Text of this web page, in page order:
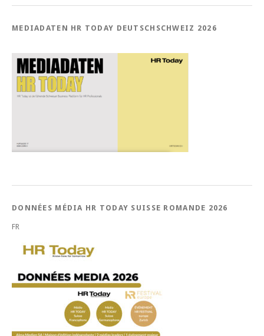
MEDIADATEN HR TODAY DEUTSCHSCHWEIZ 2026
DONNÉES MÉDIA HR TODAY SUISSE ROMANDE 2026
FR